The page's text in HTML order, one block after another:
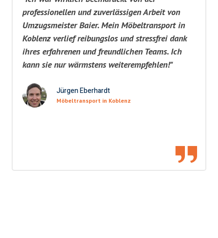
professionellen und zuverlässigen Arbeit von
Umzugsmeister Baier. Mein Möbeltransport in
Koblenz verlief reibungslos und stressfrei dank
ihres erfahrenen und freundlichen Teams. Ich
kann sie nur wärmstens weiterempfehlen!"
Jürgen Eberhardt
Möbeltransport in Koblenz